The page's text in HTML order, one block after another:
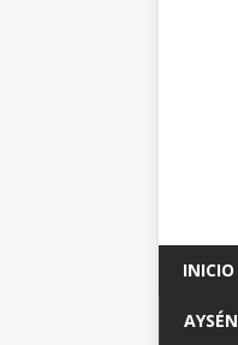
INICIO
AYSÉN